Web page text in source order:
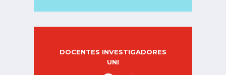
DOCENTES INVESTIGADORES
UNI